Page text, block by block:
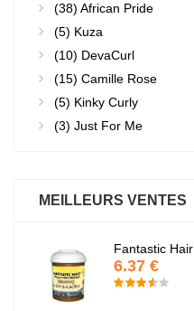
(38) African Pride
(5) Kuza
(10) DevaCurl
(15) Camille Rose
(5) Kinky Curly
(3) Just For Me
MEILLEURS VENTES
Fantastic Hair
6.37 €